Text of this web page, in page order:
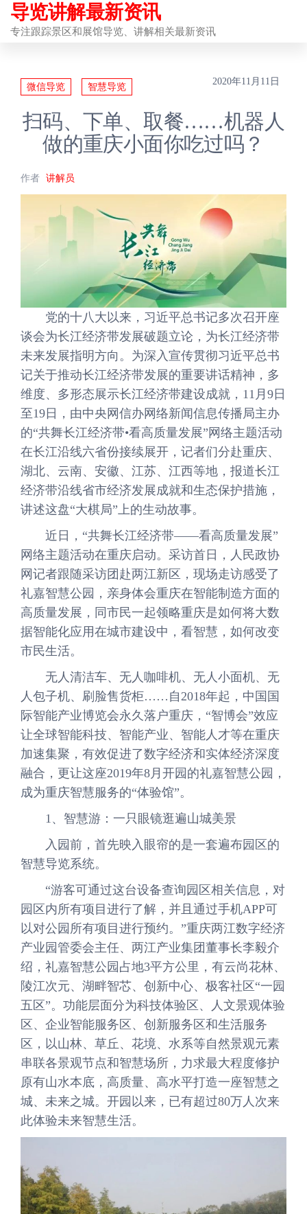
前
往
导览讲解最新资讯
专注跟踪景区和展馆导览、讲解相关最新资讯
微信导览 智慧导览
2020年11月11日
扫码、下单、取餐……机器人
做的重庆小面你吃过吗？
作者 讲解员
党的十八大以来，习近平总书记多次召开座
谈会为长江经济带发展破题立论，为长江经济带
未来发展指明方向。为深入宣传贯彻习近平总书
记关于推动长江经济带发展的重要讲话精神，多
维度、多形态展示长江经济带建设成就，11月9日
至19日，由中央网信办网络新闻信息传播局主办
的“共舞长江经济带•看高质量发展”网络主题活动
在长江沿线六省份接续展开，记者们分赴重庆、
湖北、云南、安徽、江苏、江西等地，报道长江
经济带沿线省市经济发展成就和生态保护措施，
讲述这盘“大棋局”上的生动故事。
近日，“共舞长江经济带——看高质量发展”
网络主题活动在重庆启动。采访首日，人民政协
网记者跟随采访团赴两江新区，现场走访感受了
礼嘉智慧公园，亲身体会重庆在智能制造方面的
高质量发展，同市民一起领略重庆是如何将大数
据智能化应用在城市建设中，看智慧，如何改变
市民生活。
无人清洁车、无人咖啡机、无人小面机、无
人包子机、刷脸售货柜……自2018年起，中国国
际智能产业博览会永久落户重庆，“智博会”效应
让全球智能科技、智能产业、智能人才等在重庆
加速集聚，有效促进了数字经济和实体经济深度
融合，更让这座2019年8月开园的礼嘉智慧公园，
成为重庆智慧服务的“体验馆”。
1、智慧游：一只眼镜逛遍山城美景
入园前，首先映入眼帘的是一套遍布园区的
智慧导览系统。
“游客可通过这台设备查询园区相关信息，对
园区内所有项目进行了解，并且通过手机APP可
以对公园所有项目进行预约。”重庆两江数字经济
产业园管委会主任、两江产业集团董事长李毅介
绍，礼嘉智慧公园占地3平方公里，有云尚花林、
陵江次元、湖畔智芯、创新中心、极客社区“一园
五区”。功能层面分为科技体验区、人文景观体验
区、企业智能服务区、创新服务区和生活服务
区，以山林、草丘、花境、水系等自然景观元素
串联各景观节点和智慧场所，力求最大程度修护
原有山水本底，高质量、高水平打造一座智慧之
城、未来之城。开园以来，已有超过80万人次来
此体验未来智慧生活。